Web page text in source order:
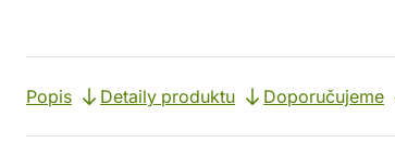
Popis Detaily produktu Doporučujeme